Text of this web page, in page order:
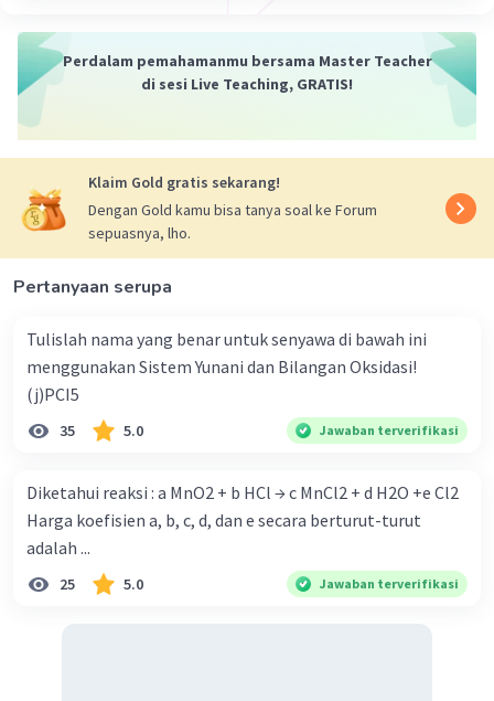
Perdalam pemahamanmu bersama Master Teacher
di sesi Live Teaching, GRATIS!
Klaim Gold gratis sekarang!
Dengan Gold kamu bisa tanya soal ke Forum
sepuasnya, lho.
Pertanyaan serupa
Tulislah nama yang benar untuk senyawa di bawah ini
menggunakan Sistem Yunani dan Bilangan Oksidasi!
(j)PCI5
35 5.0 Jawaban terverifikasi
Diketahui reaksi : a MnO2 + b HCl → c MnCl2 + d H2O +e Cl2
Harga koefisien a, b, c, d, dan e secara berturut-turut
adalah ...
25 5.0 Jawaban terverifikasi